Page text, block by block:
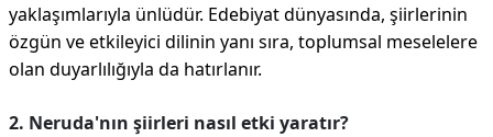
yaklaşımlarıyla ünlüdür. Edebiyat dünyasında, şiirlerinin
özgün ve etkileyici dilinin yanı sıra, toplumsal meselelere
olan duyarlılığıyla da hatırlanır.
2. Neruda'nın şiirleri nasıl etki yaratır?